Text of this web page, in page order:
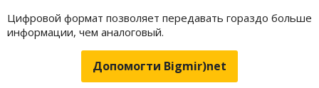
Цифровой формат позволяет передавать гораздо больше
информации, чем аналоговый.
Допомогти Bigmir)net